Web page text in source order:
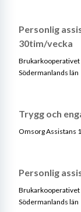
Personlig
30tim/vecka
Brukarkooperativet
Södermanlands län
Trygg och
Omsorg Assistans
Personlig
Brukarkooperativet
Södermanlands län